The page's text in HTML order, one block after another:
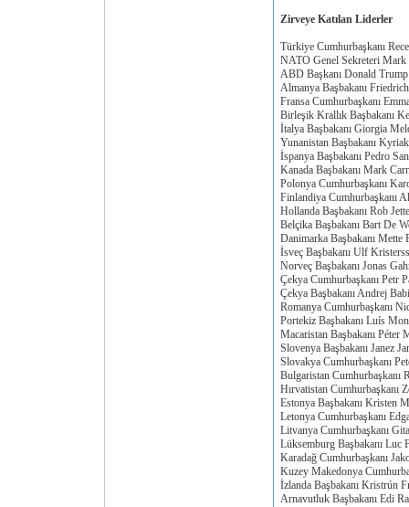
Zirveye Katılan Liderler
Türkiye Cumhurbaşkanı
NATO Genel Sekreteri Mark
ABD Başkanı Donald Trump
Almanya Başbakanı
Fransa Cumhurbaşkanı
Birleşik Krallık Başbakanı
İtalya Başbakanı Giorgia
Yunanistan Başbakanı
İspanya Başbakanı Pedro
Kanada Başbakanı Mark
Polonya Cumhurbaşkanı
Finlandiya Cumhurbaşkanı
Hollanda Başbakanı Rob
Belçika Başbakanı Bart De
Danimarka Başbakanı Mette
İsveç Başbakanı Ulf
Norveç Başbakanı Jonas
Çekya Cumhurbaşkanı Petr
Çekya Başbakanı Andrej
Romanya Cumhurbaşkanı
Portekiz Başbakanı Luís
Macaristan Başbakanı Péter
Slovenya Başbakanı Janez
Slovakya Cumhurbaşkanı
Bulgaristan Cumhurbaşkanı
Hırvatistan Cumhurbaşkanı
Estonya Başbakanı Kristen
Letonya Cumhurbaşkanı
Litvanya Cumhurbaşkanı
Lüksemburg Başbakanı Luc
Karadağ Cumhurbaşkanı
Kuzey Makedonya
İzlanda Başbakanı Kristrún
Arnavutluk Başbakanı Edi